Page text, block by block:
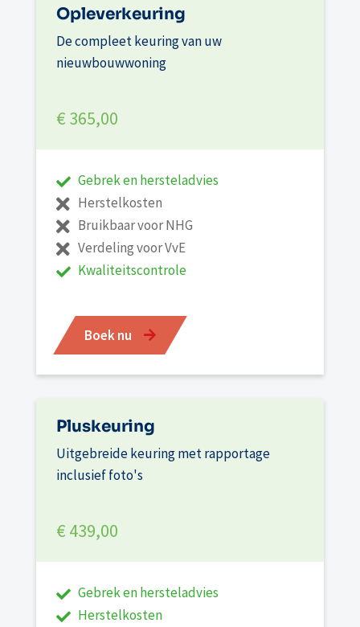
Opleverkeuring
De compleet keuring van uw
nieuwbouwwoning
€ 365,00
Gebrek en hersteladvies
Herstelkosten
Bruikbaar voor NHG
Verdeling voor VvE
Kwaliteitscontrole
Boek nu
Pluskeuring
Uitgebreide keuring met rapportage
inclusief foto's
€ 439,00
Gebrek en hersteladvies
Herstelkosten